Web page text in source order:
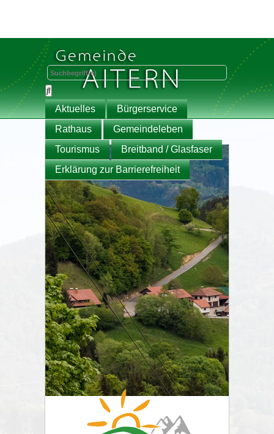
Aktuelles
Bürgerservice
Rathaus
Gemeindeleben
Tourismus
Breitband / Glasfaser
Erklärung zur Barrierefreiheit